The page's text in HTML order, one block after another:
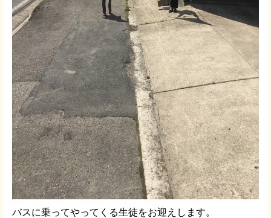
バスに乗ってやってくる生徒をお迎えします。